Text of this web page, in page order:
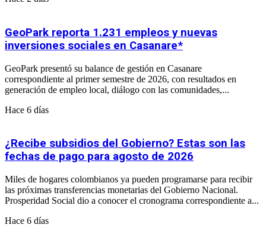
GeoPark reporta 1.231 empleos y nuevas
inversiones sociales en Casanare*
GeoPark presentó su balance de gestión en Casanare
correspondiente al primer semestre de 2026, con resultados en
generación de empleo local, diálogo con las comunidades,...
Hace 6 días
¿Recibe subsidios del Gobierno? Estas son las
fechas de pago para agosto de 2026
Miles de hogares colombianos ya pueden programarse para recibir
las próximas transferencias monetarias del Gobierno Nacional.
Prosperidad Social dio a conocer el cronograma correspondiente a...
Hace 6 días